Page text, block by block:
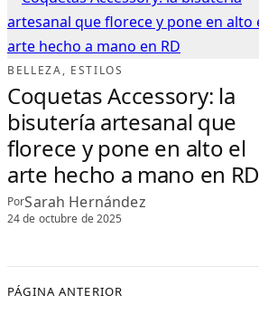
BELLEZA, ESTILOS
Coquetas Accessory: la
bisutería artesanal que
florece y pone en alto el
arte hecho a mano en RD
PorSarah Hernández
24 de octubre de 2025
PÁGINA ANTERIOR